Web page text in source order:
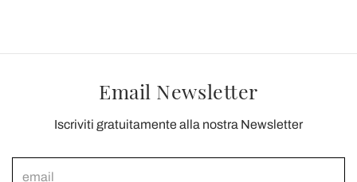
Email Newsletter
Iscriviti gratuitamente alla nostra Newsletter